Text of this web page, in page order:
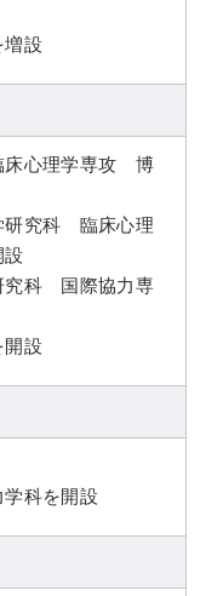
増設
心理学専攻 博
研究科 臨床心理
究科 国際協力専
開設
科を開設